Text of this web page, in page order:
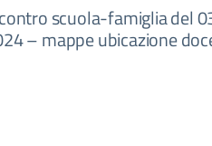
scuola-famiglia del
– mappe ubicazione